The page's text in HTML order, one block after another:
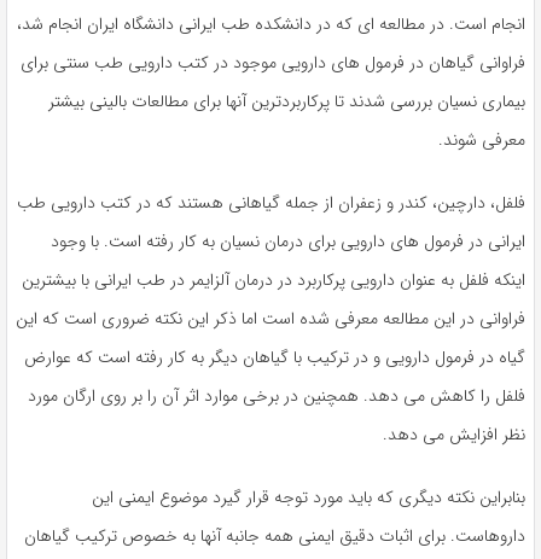
انجام است. در مطالعه ای که در دانشکده طب ایرانی دانشگاه ایران انجام شد،
فراوانی گیاهان در فرمول های دارویی موجود در کتب دارویی طب سنتی برای
بیماری نسیان بررسی شدند تا پرکاربردترین آنها برای مطالعات بالینی بیشتر
معرفی شوند.
فلفل، دارچین، کندر و زعفران از جمله گیاهانی هستند که در کتب دارویی طب
ایرانی در فرمول های دارویی برای درمان نسیان به کار رفته است. با وجود
اینکه فلفل به عنوان دارویی پرکاربرد در درمان آلزایمر در طب ایرانی با بیشترین
فراوانی در این مطالعه معرفی شده است اما ذکر این نکته ضروری است که این
گیاه در فرمول دارویی و در ترکیب با گیاهان دیگر به کار رفته است که عوارض
فلفل را کاهش می دهد. همچنین در برخی موارد اثر آن را بر روی ارگان مورد
نظر افزایش می دهد.
بنابراین نکته دیگری که باید مورد توجه قرار گیرد موضوع ایمنی این
داروهاست. برای اثبات دقیق ایمنی همه جانبه آنها به خصوص ترکیب گیاهان